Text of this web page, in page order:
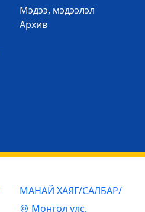
Mэдээ, мэдээлэл
Архив
МАНАЙ ХАЯГ/САЛБАР/
Mонгол улс,